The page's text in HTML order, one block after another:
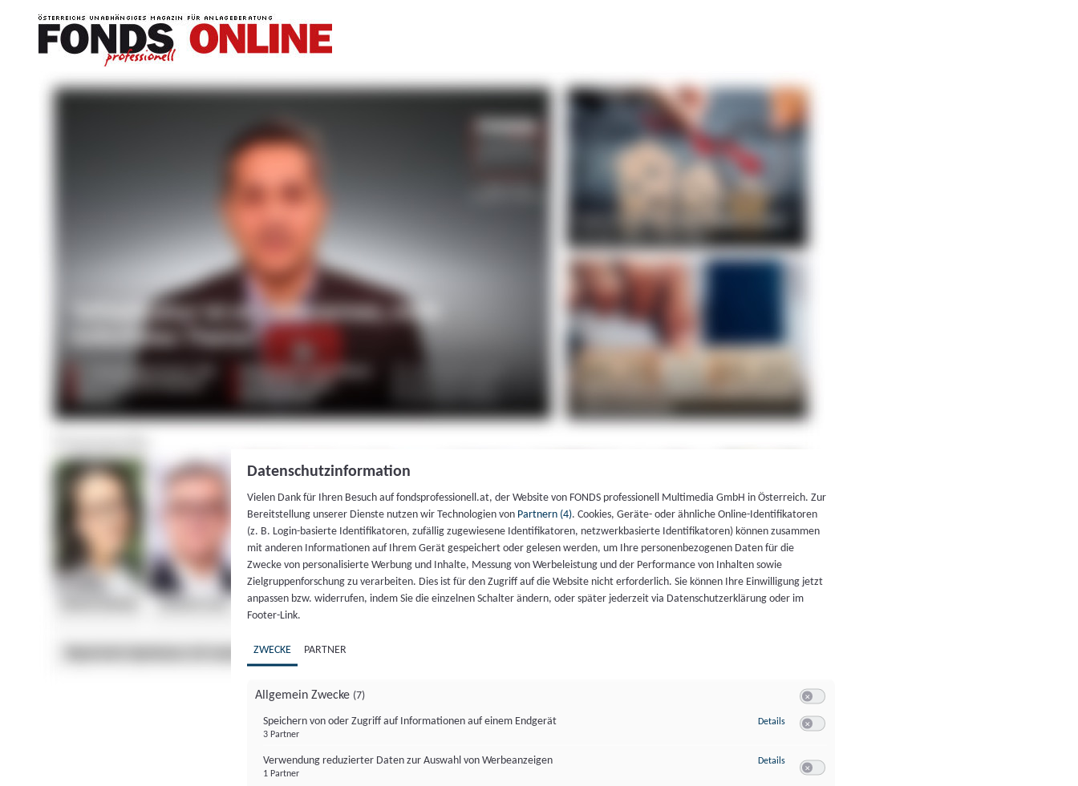
Datenschutzinformation
Vielen Dank für Ihren Besuch auf fondsprofessionell.at, der Website von FONDS professionell Multimedia GmbH in Österreich. Zur
Bereitstellung unserer Dienste nutzen wir Technologien von Partnern (4). Cookies, Geräte- oder ähnliche Online-Identifikatoren
(z. B. Login-basierte Identifikatoren, zufällig zugewiesene Identifikatoren, netzwerkbasierte Identifikatoren) können zusammen
mit anderen Informationen auf Ihrem Gerät gespeichert oder gelesen werden, um Ihre personenbezogenen Daten für die
Zwecke von personalisierte Werbung und Inhalte, Messung von Werbeleistung und der Performance von Inhalten sowie
Zielgruppenforschung zu verarbeiten. Dies ist für den Zugriff auf die Website nicht erforderlich. Sie können Ihre Einwilligung jetzt
anpassen bzw. widerrufen, indem Sie die einzelnen Schalter ändern, oder später jederzeit via Datenschutzerklärung oder im
Footer-Link.
ZWECKE PARTNER
Allgemein Zwecke (7)
Speichern von oder Zugriff auf Informationen auf einem Endgerät
3 Partner
Details zu Speichern von oder Zugriff auf Informationen auf einem Endgerät
Verwendung reduzierter Daten zur Auswahl von Werbeanzeigen
1 Partner
Details zu Verwendung reduzierter Daten zur Auswahl von Werbeanzeigen